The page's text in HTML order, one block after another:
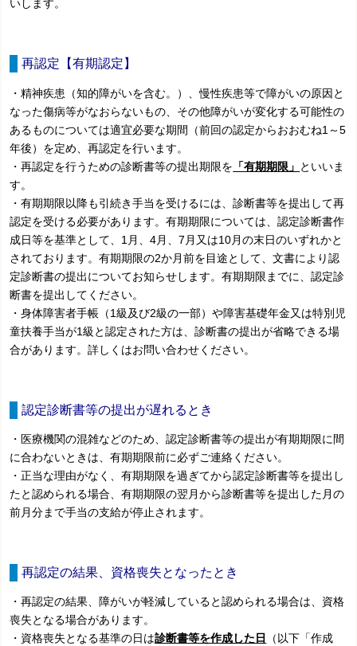
いします。
再認定【有期認定】
・精神疾患（知的障がいを含む。）、慢性疾患等で障がいの原因と
なった傷病等がなおらないもの、その他障がいが変化する可能性の
あるものについては適宜必要な期間（前回の認定からおおむね1～5
年後）を定め、再認定を行います。
・再認定を行うための診断書等の提出期限を 「有期期限」 といいま
す。
・有期期限以降も引続き手当を受けるには、診断書等を提出して再
認定を受ける必要があります。有期期限については、認定診断書作
成日等を基準として、1月、4月、7月又は10月の末日のいずれかと
されております。有期期限の2か月前を目途として、文書により認
定診断書の提出についてお知らせします。有期期限までに、認定診
断書を提出してください。
・身体障害者手帳（1級及び2級の一部）や障害基礎年金又は特別児
童扶養手当が1級と認定された方は、診断書の提出が省略できる場
合があります。詳しくはお問い合わせください。
認定診断書等の提出が遅れるとき
・医療機関の混雑などのため、認定診断書等の提出が有期期限に間
に合わないときは、有期期限前に必ずご連絡ください。
・正当な理由がなく、有期期限を過ぎてから認定診断書等を提出し
たと認められる場合、有期期限の翌月から診断書等を提出した月の
前月分まで手当の支給が停止されます。
再認定の結果、資格喪失となったとき
・再認定の結果、障がいが軽減していると認められる場合は、資格
喪失となる場合があります。
・資格喪失となる基準の日は診断書等を作成した日
（以下「作成